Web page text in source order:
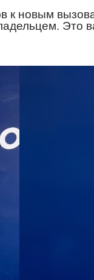
к новым
Это